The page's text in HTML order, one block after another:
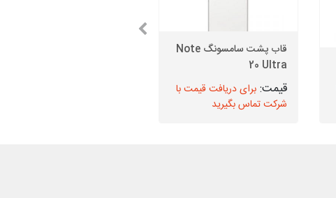
قاب پشت سامسونگ Note
20 Ultra
برای دریافت قیمت با
شرکت تماس بگیرید